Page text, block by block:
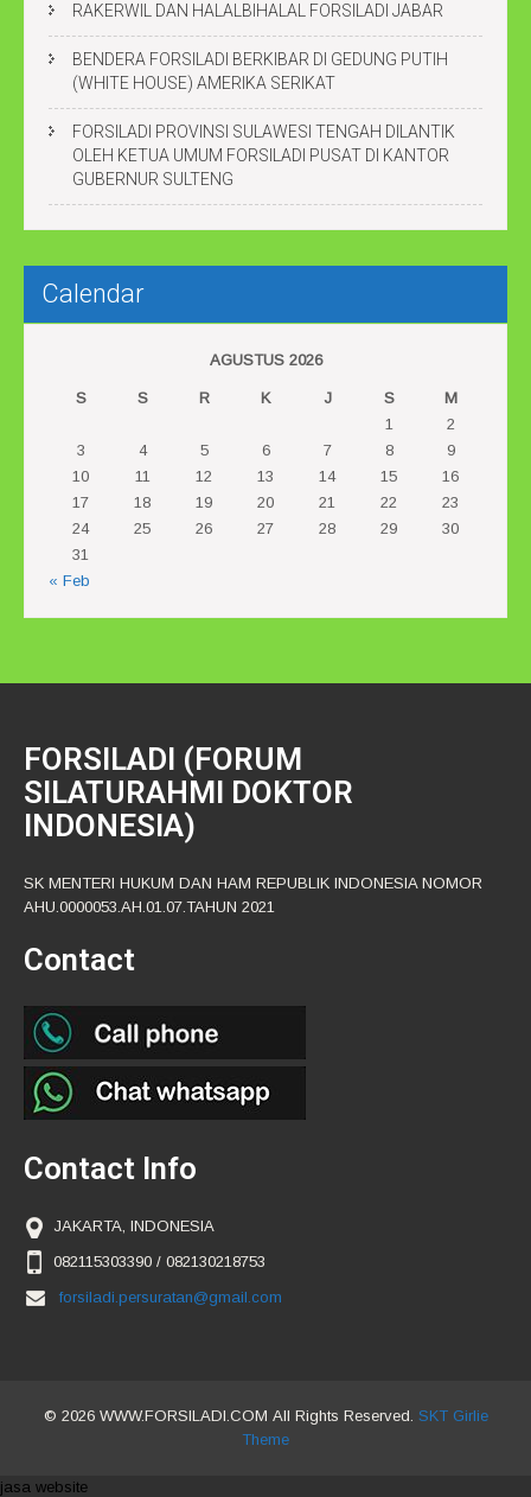
RAKERWIL DAN HALALBIHALAL FORSILADI JABAR
BENDERA FORSILADI BERKIBAR DI GEDUNG PUTIH
(WHITE HOUSE) AMERIKA SERIKAT
FORSILADI PROVINSI SULAWESI TENGAH DILANTIK
OLEH KETUA UMUM FORSILADI PUSAT DI KANTOR
GUBERNUR SULTENG
Calendar
AGUSTUS 2026
S S R K J S
M
1
2
3
4 5 6 7 8
9
10
11 12 13 14 15
16
17
18 19 20 21 22
23
24
25 26 27 28 29
30
31
« Feb
FORSILADI (FORUM
SILATURAHMI DOKTOR
INDONESIA)
SK MENTERI HUKUM DAN HAM REPUBLIK INDONESIA NOMOR
AHU.0000053.AH.01.07.TAHUN 2021
Contact
Contact Info
JAKARTA, INDONESIA
082115303390 / 082130218753
forsiladi.persuratan@gmail.com
© 2026 WWW.FORSILADI.COM All Rights Reserved. SKT Girlie
Theme
jasa website